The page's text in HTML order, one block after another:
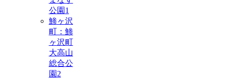
公園 1
鯵ヶ沢
町：鯵
ヶ沢町
大高山
総合公
園 2